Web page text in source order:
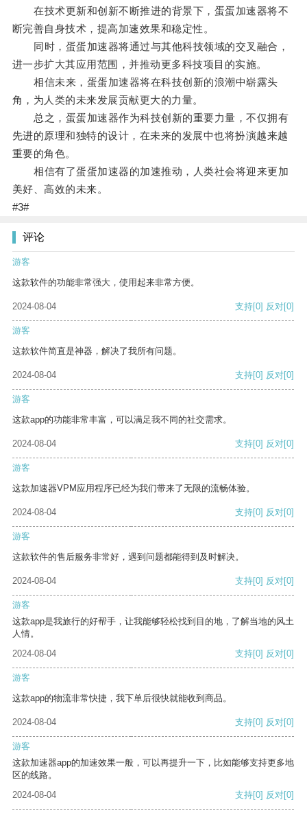
在技术更新和创新不断推进的背景下，蛋蛋加速器将不
断完善自身技术，提高加速效果和稳定性。
同时，蛋蛋加速器将通过与其他科技领域的交叉融合，
进一步扩大其应用范围，并推动更多科技项目的实施。
相信未来，蛋蛋加速器将在科技创新的浪潮中崭露头
角，为人类的未来发展贡献更大的力量。
总之，蛋蛋加速器作为科技创新的重要力量，不仅拥有
先进的原理和独特的设计，在未来的发展中也将扮演越来越
重要的角色。
相信有了蛋蛋加速器的加速推动，人类社会将迎来更加
美好、高效的未来。
#3#
评论
游客
这款软件的功能非常强大，使用起来非常方便。
2024-08-04 支持[0] 反对[0]
游客
这款软件简直是神器，解决了我所有问题。
2024-08-04 支持[0] 反对[0]
游客
这款app的功能非常丰富，可以满足我不同的社交需求。
2024-08-04 支持[0] 反对[0]
游客
这款加速器VPM应用程序已经为我们带来了无限的流畅体验。
2024-08-04 支持[0] 反对[0]
游客
这款软件的售后服务非常好，遇到问题都能得到及时解决。
2024-08-04 支持[0] 反对[0]
游客
这款app是我旅行的好帮手，让我能够轻松找到目的地，了解当地的风土
人情。
2024-08-04
支持[0] 反对[0]
游客
这款app的物流非常快捷，我下单后很快就能收到商品。
2024-08-04 支持[0] 反对[0]
游客
这款加速器app的加速效果一般，可以再提升一下，比如能够支持更多地
区的线路。
2024-08-04
支持[0] 反对[0]